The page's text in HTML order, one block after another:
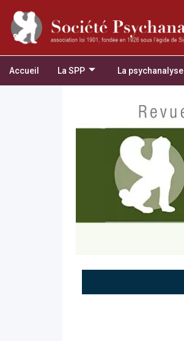
Accueil La SPP La psychanalyse